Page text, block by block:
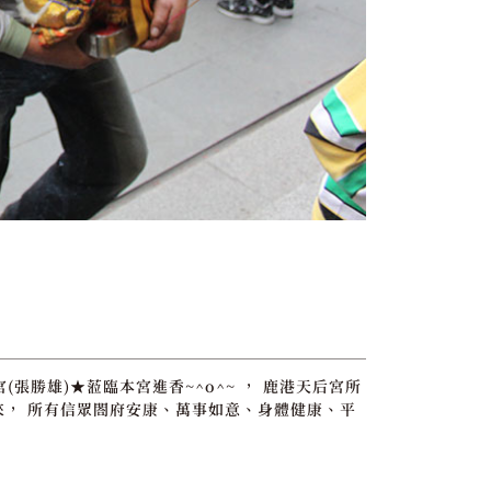
(張勝雄)★蒞臨本宮進香~^o^~ ， 鹿港天后宮所
所有信眾閤府安康、萬事如意、身體健康、平